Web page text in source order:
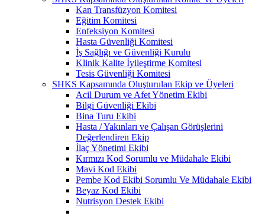
Kan Transfüzyon Komitesi
Eğitim Komitesi
Enfeksiyon Komitesi
Hasta Güvenliği Komitesi
İş Sağlığı ve Güvenliği Kurulu
Klinik Kalite İyileştirme Komitesi
Tesis Güvenliği Komitesi
SHKS Kapsamında Oluşturulan Ekip ve Üyeleri
Acil Durum ve Afet Yönetim Ekibi
Bilgi Güvenliği Ekibi
Bina Turu Ekibi
Hasta / Yakınları ve Çalışan Görüşlerini
Değerlendiren Ekip
İlaç Yönetimi Ekibi
Kırmızı Kod Sorumlu ve Müdahale Ekibi
Mavi Kod Ekibi
Pembe Kod Ekibi Sorumlu Ve Müdahale Ekibi
Beyaz Kod Ekibi
Nutrisyon Destek Ekibi